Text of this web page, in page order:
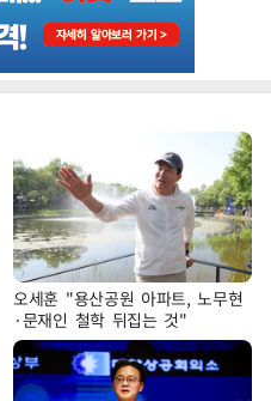
오세훈 "용산공원 아파트, 노무현
·문재인 철학 뒤집는 것"